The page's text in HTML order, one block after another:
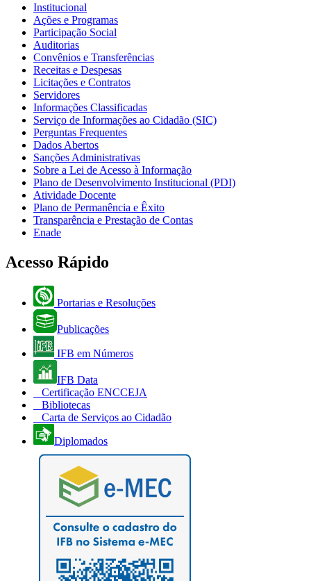
Institucional
Ações e Programas
Participação Social
Auditorias
Convênios e Transferências
Receitas e Despesas
Licitações e Contratos
Servidores
Informações Classificadas
Serviço de Informações ao Cidadão (SIC)
Perguntas Frequentes
Dados Abertos
Sanções Administrativas
Sobre a Lei de Acesso à Informação
Plano de Desenvolvimento Institucional (PDI)
Atividade Docente
Plano de Permanência e Êxito
Transparência e Prestação de Contas
Enade
Acesso Rápido
Portarias e Resoluções
Publicações
IFB em Números
IFB Data
Certificação ENCCEJA
Bibliotecas
Carta de Serviços ao Cidadão
Diplomados